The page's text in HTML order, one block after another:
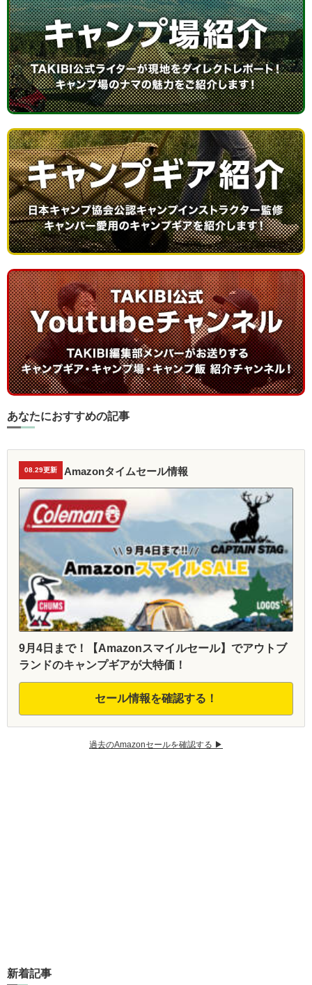
あなたにおすすめの記事
08.29更新 Amazonタイムセール情報
9月4日まで！【Amazonスマイルセール】でアウトブ
ランドのキャンプギアが大特価！
セール情報を確認する！
過去のAmazonセールを確認する ▶︎
新着記事